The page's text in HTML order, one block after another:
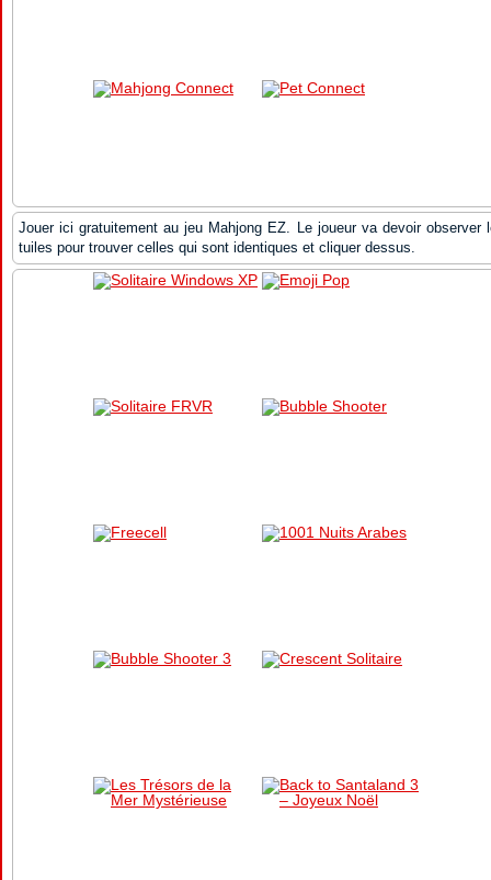
Jouer ici gratuitement au jeu Mahjong EZ. Le joueur va devoir observer
tuiles pour trouver celles qui sont identiques et cliquer dessus.